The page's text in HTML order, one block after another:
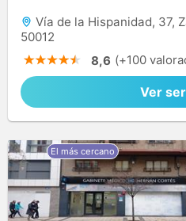
Vía de la Hispanidad, 37,
50012
8,6 (+100
Ver